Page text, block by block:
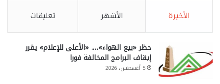
الأخيرة الأشهر تعليقات
حظر «بيع الهواء»…. «الأعلى للإعلام» يقرر
إيقاف البرامج المخالفة فورا
5 أغسطس، 2026